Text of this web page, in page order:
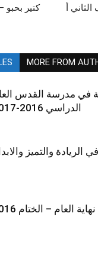
كتير بحبو –
أ
MORE FROM
في مدرسة القدس
الدراسي 2016-2017
والتميز
العام – الختام 2016